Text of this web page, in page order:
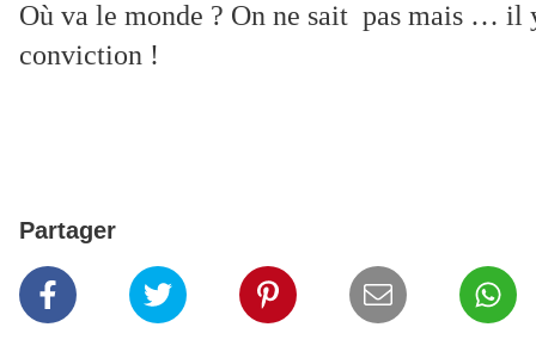
Où va le monde ? On ne sait  pas mais …
conviction !
Partager